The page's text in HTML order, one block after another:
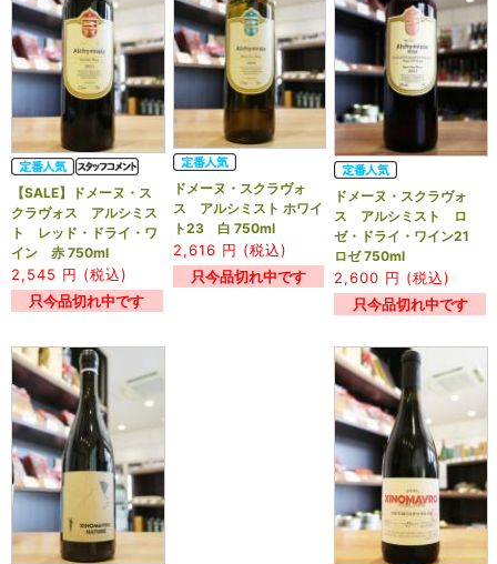
【SALE】ドメーヌ・ス
クラヴォス アルシミス
ト レッド・ドライ・ワ
イン 赤 750ml
2,545 円 (税込)
只今品切れ中です
ドメーヌ・スクラヴォ
ス アルシミスト ホワイ
ト23 白 750ml
2,616 円 (税込)
只今品切れ中です
ドメーヌ・スクラヴォ
ス アルシミスト ロ
ゼ・ドライ・ワイン21
ロゼ 750ml
2,600 円 (税込)
只今品切れ中です